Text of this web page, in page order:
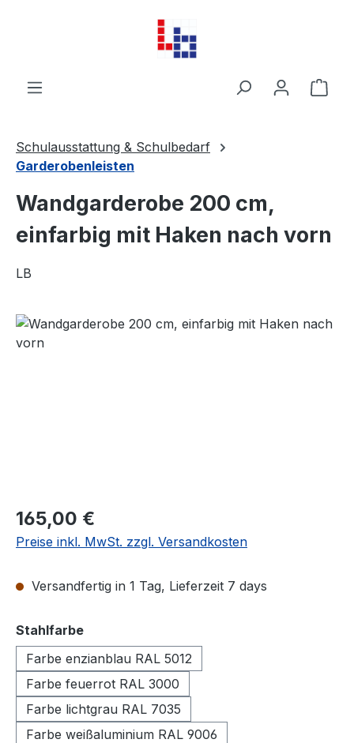
Zum Hauptinhalt springen
Schulausstattung & Schulbedarf
Garderobenleisten
Wandgarderobe 200 cm,
einfarbig mit Haken nach vorn
LB
Bildergalerie überspringen
165,00 €
Preise inkl. MwSt. zzgl. Versandkosten
Versandfertig in 1 Tag, Lieferzeit 7 days
Stahlfarbeauswählen
Farbe enzianblau RAL 5012
Farbe feuerrot RAL 3000
Farbe lichtgrau RAL 7035
Farbe weißaluminium RAL 9006